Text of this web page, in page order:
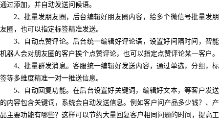
通过添加，并自动发送问候语。
2、批量发朋友圈，后台编辑好朋友圈内容，给多个微信号批量发朋
友圈，也可以指定标签精准发送。
3、自动点赞评论。后台统一编辑好评论语，设置好间隔时间，智能
机器人会对朋友圈的客户挨个点赞评论，也可以指定点赞评论某一客户。
4、批量群发消息。客服统一编辑好发送内容，通过单选，分组，标
签等多维度精准一对一推送信息。
5、自动回复功能。在后台设置好关键词，编辑好文本，等客户发送
的内容包含关键词，系统会自动发送信息。例如客户问产品多少钱？、产
品主要功能有哪些？这样可以节约大量回复客户相同问题的时间，提高工